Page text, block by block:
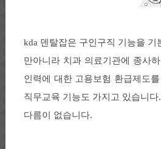
kda 덴탈잡은 구인구직 기능을
만아니라 치과 의료기관에 종사
인력에 대한 고용보험 환급제도
직무교육 기능도 가지고 있습니
다름이 없습니다.